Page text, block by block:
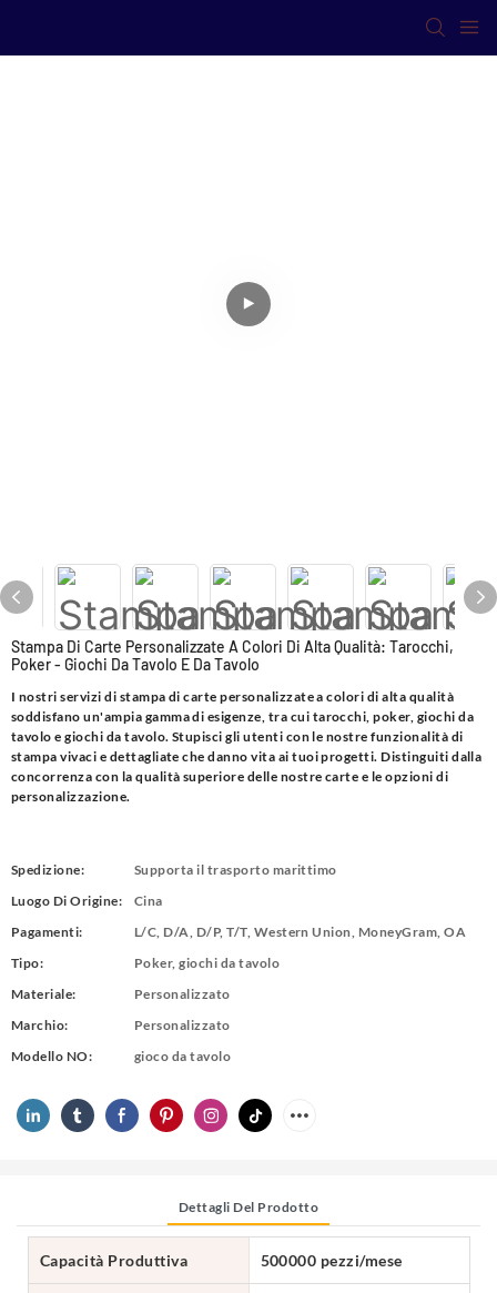
Stampa Di Carte Personalizzate A Colori Di Alta Qualità: Tarocchi,
Poker - Giochi Da Tavolo E Da Tavolo
I nostri servizi di stampa di carte personalizzate a colori di alta qualità
soddisfano un'ampia gamma di esigenze, tra cui tarocchi, poker, giochi da
tavolo e giochi da tavolo. Stupisci gli utenti con le nostre funzionalità di
stampa vivaci e dettagliate che danno vita ai tuoi progetti. Distinguiti dalla
concorrenza con la qualità superiore delle nostre carte e le opzioni di
personalizzazione.
Spedizione:
Supporta il trasporto marittimo
Luogo Di Origine:
Cina
Pagamenti:
L/C, D/A, D/P, T/T, Western Union, MoneyGram, OA
Tipo:
Poker, giochi da tavolo
Materiale:
Personalizzato
Marchio:
Personalizzato
Modello NO:
gioco da tavolo
Dettagli Del Prodotto
Capacità Produttiva 500000 pezzi/mese